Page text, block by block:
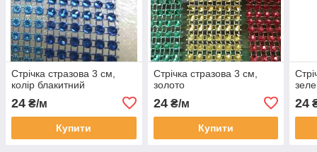
Стрічка стразова 3 см,
колір блакитний
24 ₴/м
Купити
Стрічка стразова 3 см,
золото
24₴/м
Купити
24